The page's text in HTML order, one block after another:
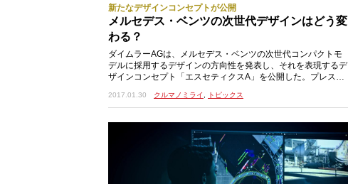
新たなデザインコンセプトが公開
メルセデス・ベンツの次世代デザインはどう変
わる？
ダイムラーAGは、メルセデス・ベンツの次世代コンパクトモ
デルに採用するデザインの方向性を発表し、それを表現するデ
ザインコンセプト「エスセティクスA」を公開した。プレスラ
2017.01.30 クルマノミライ トピックス